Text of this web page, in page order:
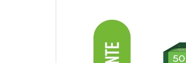
Nutrición & Deporte
Bebé & Maternidad
Perfumes & Fragancias
Tinturas